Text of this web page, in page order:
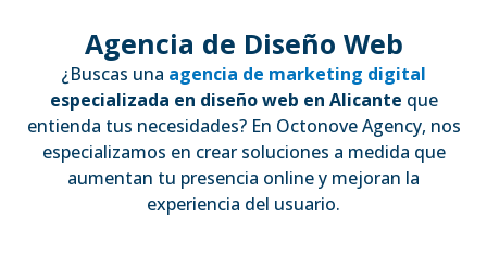
Agencia de Diseño Web
¿Buscas una agencia de marketing digital
especializada en diseño web en Alicante que
entienda tus necesidades? En Octonove Agency, nos
especializamos en crear soluciones a medida que
aumentan tu presencia online y mejoran la
experiencia del usuario.